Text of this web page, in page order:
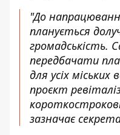
"До
планується
громадськість.
передбачати
для усіх
проєкт
зазначає